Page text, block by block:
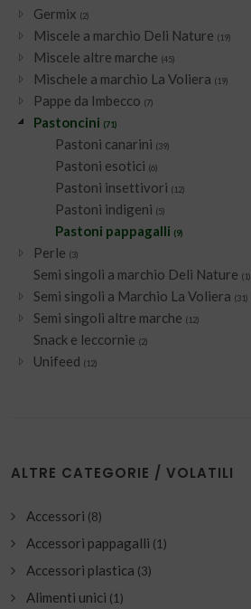
Germix (2)
Miscele a marchio Deli Nature (19)
Miscele altre marche (45)
Mischele a marchio La Voliera (19)
Pappe da Imbecco (7)
Pastoncini (71)
Pastoni canarini (39)
Pastoni esotici (6)
Pastoni insettivori (12)
Pastoni indigeni (5)
Pastoni pappagalli (9)
Perle (3)
Semi singoli a marchio Deli Nature (1)
Semi singoli a Marchio La Voliera (31)
Semi singoli altre marche (12)
Snack e leccornie (2)
Unifeed (12)
ALTRE CATEGORIE / VOLATILI
Accessori (8)
Accessori pappagalli (1)
Accessori plastica (3)
Alimenti unici (1)